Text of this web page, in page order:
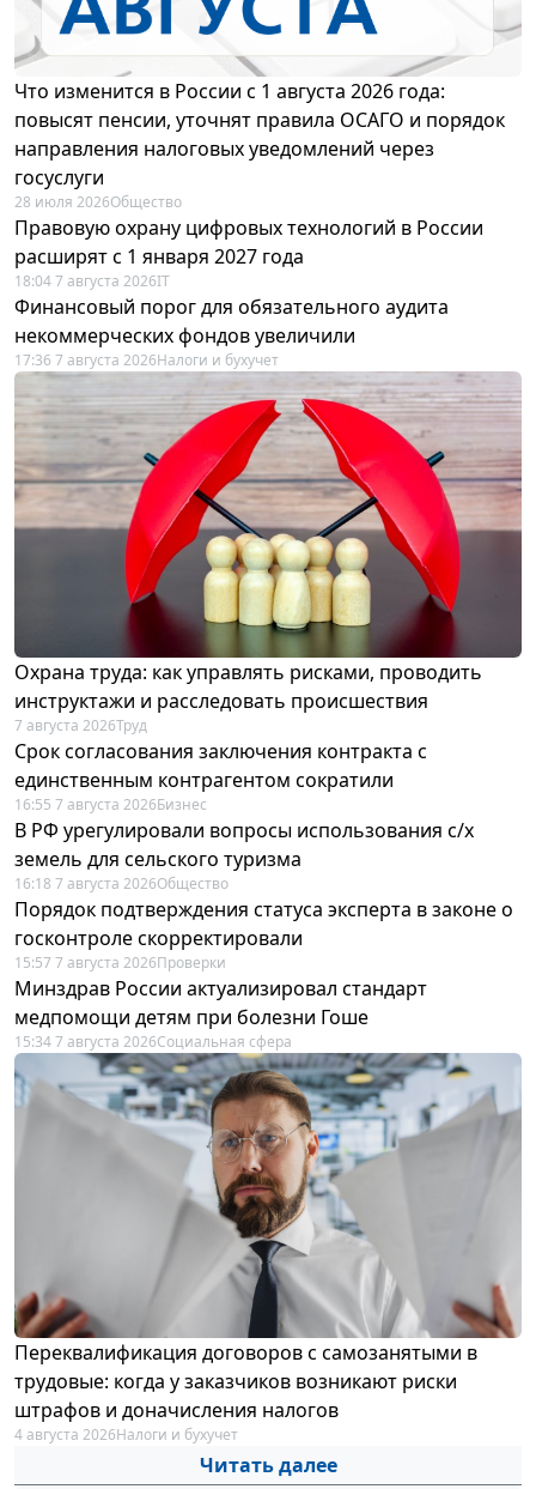
Что изменится в России с 1 августа 2026 года:
повысят пенсии, уточнят правила ОСАГО и порядок
направления налоговых уведомлений через
госуслуги
28 июля 2026Общество
Правовую охрану цифровых технологий в России
расширят с 1 января 2027 года
18:04 7 августа 2026IT
Финансовый порог для обязательного аудита
некоммерческих фондов увеличили
17:36 7 августа 2026Налоги и бухучет
Охрана труда: как управлять рисками, проводить
инструктажи и расследовать происшествия
7 августа 2026Труд
Срок согласования заключения контракта с
единственным контрагентом сократили
16:55 7 августа 2026Бизнес
В РФ урегулировали вопросы использования с/х
земель для сельского туризма
16:18 7 августа 2026Общество
Порядок подтверждения статуса эксперта в законе о
госконтроле скорректировали
15:57 7 августа 2026Проверки
Минздрав России актуализировал стандарт
медпомощи детям при болезни Гоше
15:34 7 августа 2026Социальная сфера
Переквалификация договоров с самозанятыми в
трудовые: когда у заказчиков возникают риски
штрафов и доначисления налогов
4 августа 2026Налоги и бухучет
Читать далее